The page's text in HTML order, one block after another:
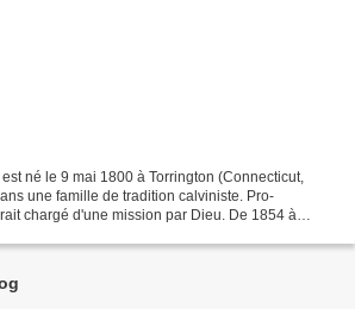
né le 9 mai 1800 à Torrington (Connecticut,
une famille de tradition calviniste. Pro-
chargé d'une mission par Dieu. De 1854 à